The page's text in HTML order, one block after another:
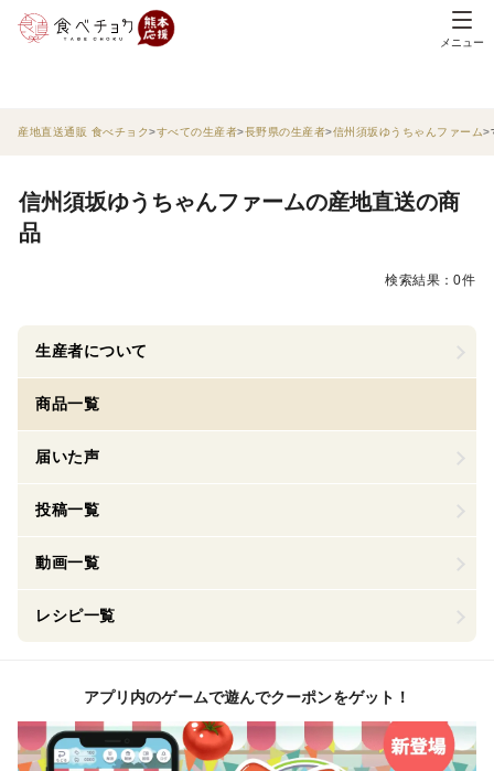
メニュー
産地直送通販 食べチョク すべての生産者 長野県の生産者 信州須坂ゆうちゃんファーム
信州須坂ゆうちゃんファームの産地直送の商
品
検索結果：0件
生産者について
商品一覧
届いた声
投稿一覧
動画一覧
レシピ一覧
アプリ内のゲームで遊んでクーポンをゲット！